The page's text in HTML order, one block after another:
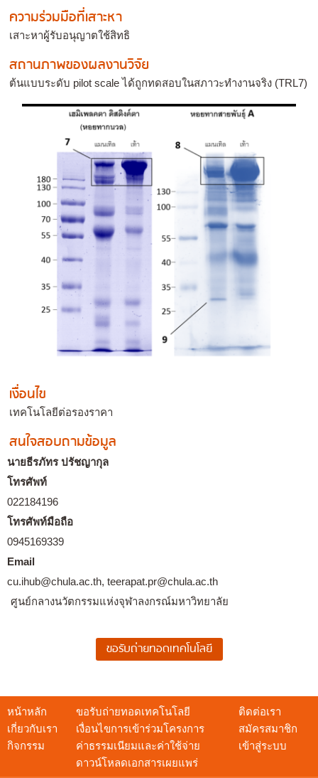
ความร่วมมือที่เสาะหา
เสาะหาผู้รับอนุญาตใช้สิทธิ
สถานภาพของผลงานวิจัย
ต้นแบบระดับ pilot scale ได้ถูกทดสอบในสภาวะทำงานจริง (TRL7)
เงื่อนไข
เทคโนโลยีต่อรองราคา
สนใจสอบถามข้อมูล
นายธีรภัทร ปรัชญากุล
โทรศัพท์
022184196
โทรศัพท์มือถือ
0945169339
Email
cu.ihub@chula.ac.th, teerapat.pr@chula.ac.th
ศูนย์กลางนวัตกรรมแห่งจุฬาลงกรณ์มหาวิทยาลัย
หน้าหลัก
เกี่ยวกับเรา
กิจกรรม
ขอรับถ่ายทอดเทคโนโลยี
เงื่อนไขการเข้าร่วมโครงการ
ค่าธรรมเนียมและค่าใช้จ่าย
ดาวน์โหลดเอกสารเผยแพร่
ติดต่อเรา
สมัครสมาชิก
เข้าสู่ระบบ